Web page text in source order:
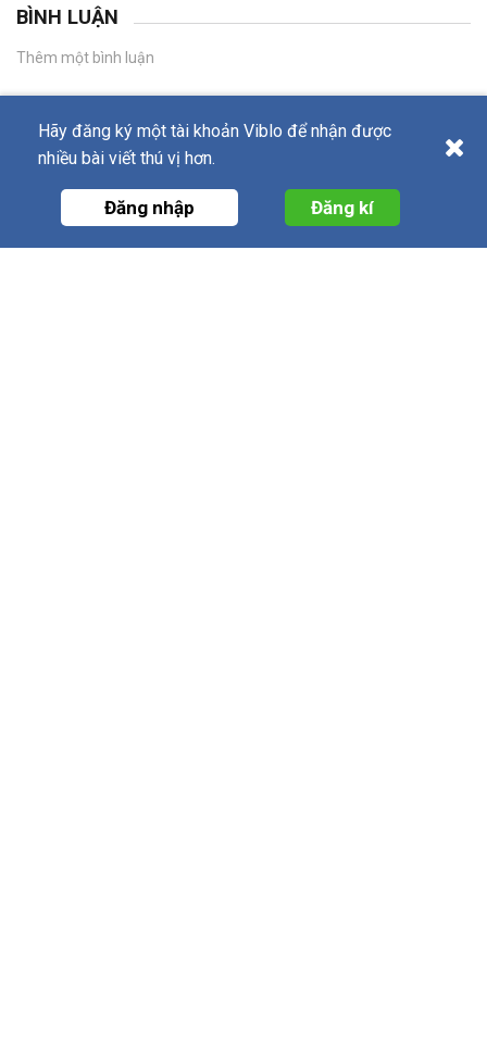
BÌNH LUẬN
Thêm một bình luận
TÀI NGUYÊN
Hãy đăng ký một tài khoản Viblo để nhận được
nhiều bài viết thú vị hơn.
Đăng nhập Đăng kí